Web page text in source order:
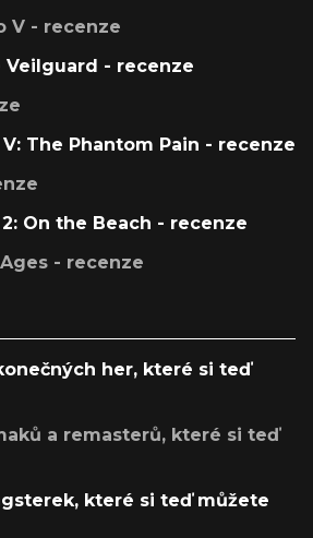
V - recenze
Veilguard - recenze
The Phantom Pain - recenze
On the Beach - recenze
- recenze
her, které si teď
a remasterů, které si teď
které si teď můžete